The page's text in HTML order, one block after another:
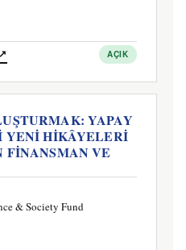
AÇIK
YAPAY
YENİ HİKÂYELERİ
FİNANSMAN VE
& Society Fund